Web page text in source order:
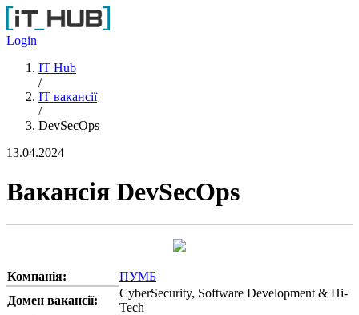
Перейти до основного вмісту
Login
IT Hub
/
IT вакансії
/
DevSecOps
13.04.2024
Вакансія DevSecOps
Компанія:
ПУМБ
Домен вакансії:
CyberSecurity, Software Development & Hi-
Tech